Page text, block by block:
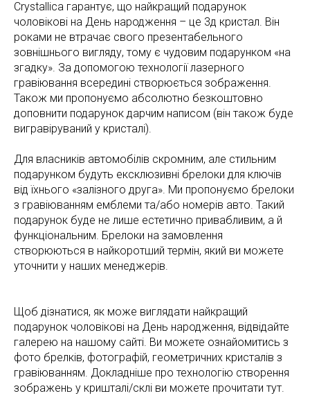
Crystallica гарантує, що найкращий подарунок
чоловікові на День народження – це 3д кристал. Він
роками не втрачає свого презентабельного
зовнішнього вигляду, тому є чудовим подарунком «на
згадку». За допомогою технології лазерного
гравіювання всередині створюється зображення.
Також ми пропонуємо абсолютно безкоштовно
доповнити подарунок дарчим написом (він також буде
вигравіруваний у кристалі).
Для власників автомобілів скромним, але стильним
подарунком будуть ексклюзивні брелоки для ключів
від їхнього «залізного друга». Ми пропонуємо брелоки
з гравіюванням емблеми та/або номерів авто. Такий
подарунок буде не лише естетично привабливим, а й
функціональним. Брелоки на замовлення
створюються в найкоротший термін, який ви можете
уточнити у наших менеджерів.
Щоб дізнатися, як може виглядати найкращий
подарунок чоловікові на День народження, відвідайте
галерею на нашому сайті. Ви можете ознайомитись з
фото брелків, фотографій, геометричних кристалів з
гравіюванням. Докладніше про технологію створення
зображень у кришталі/склі ви можете прочитати тут.